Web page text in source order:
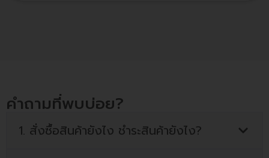
คำถามที่พบบ่อย?
1. สั่งซื้อสินค้ายังไง ชำระสินค้ายังไง?